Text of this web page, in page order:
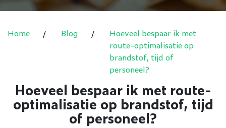
Home / Blog /
Hoeveel bespaar ik met
route-optimalisatie op
brandstof, tijd of
personeel?
Hoeveel bespaar ik met route-
optimalisatie op brandstof, tijd
of personeel?